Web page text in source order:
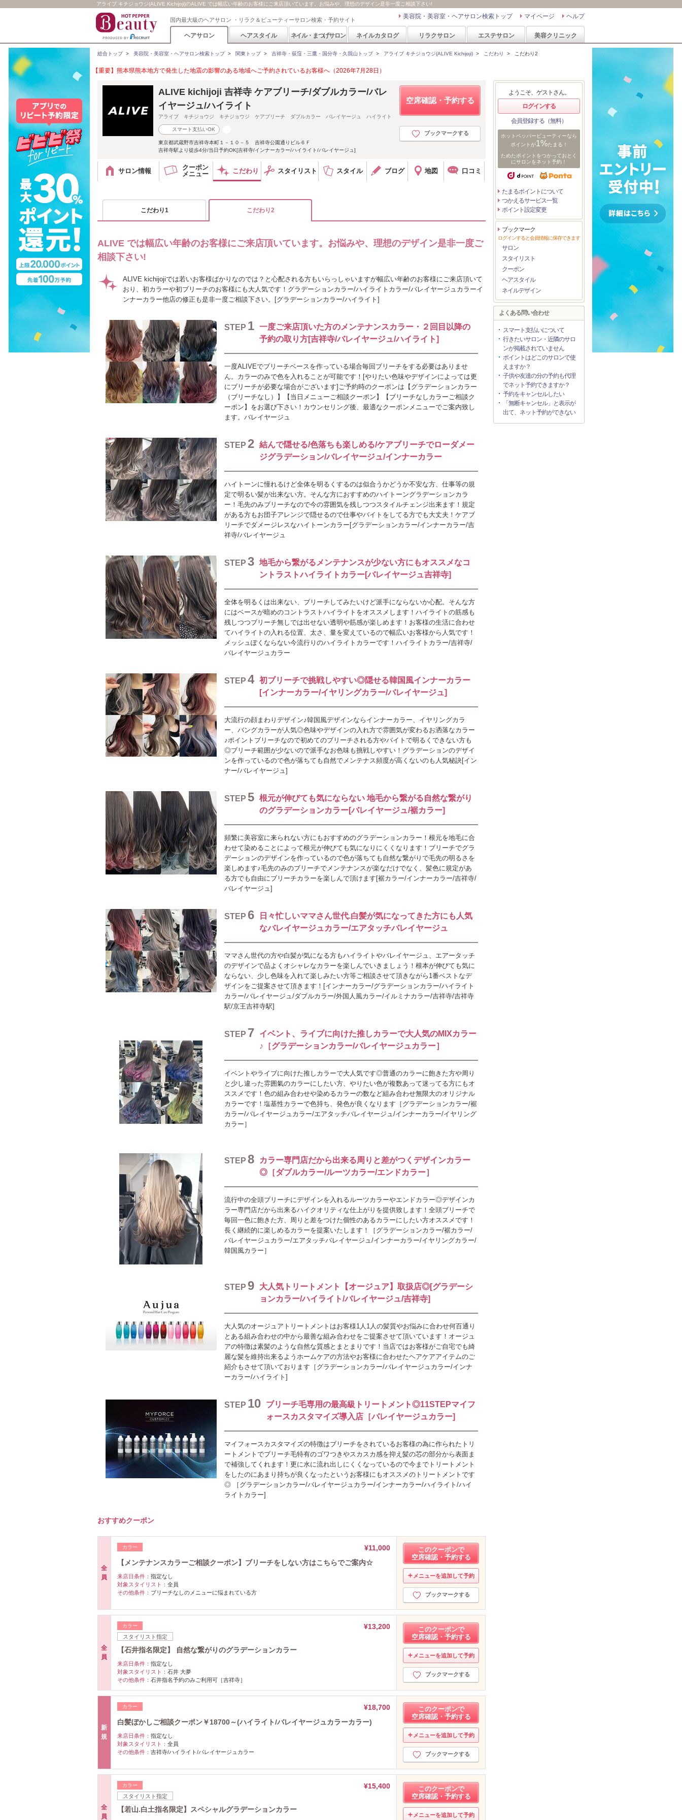
アライブ キチジョウジ(ALIVE Kichijoji)のALIVE では幅広い年齢のお客様にご来店頂いています。お悩みや、理想のデザイン是非一度ご相談下さい!
国内最大級のヘアサロン ・リラク＆ビューティーサロン検索・予約サイト ヘルプ
マイページ
美容院・美容室・ヘアサロン検索トップ
ヘアサロン ヘアスタイル ネイル・まつげサロン ネイルカタログ リラクサロン エステサロン 美容クリニック
総合トップ> 美容院・美容室・ヘアサロン検索トップ> 関東トップ> 吉祥寺・荻窪・三鷹・国分寺・久我山トップ> アライブ キチジョウジ(ALIVE Kichijoji) > こだわり > こだわり2
【重要】熊本県熊本地方で発生した地震の影響のある地域へご予約されているお客様へ（2026年7月28日）
空席確認・予約する
ブックマークする
ALIVE kichijoji 吉祥寺 ケアブリーチ/ダブルカラー/バレ
イヤージュ/ハイライト
アライブ キチジョウジ キチジョウジ ケアブリーチ ダブルカラー バレイヤージュ ハイライト
スマート支払いOK
東京都武蔵野市吉祥寺本町１－１０－５ 吉祥寺公園通りビル６Ｆ
吉祥寺駅より徒歩4分/当日予約OK[吉祥寺/インナーカラー/ハイライト/バレイヤージュ]
サロン情報
クーポン
メニュー
こだわり スタイリスト スタイル ブログ 地図 口コミ
こだわり1 こだわり2
ALIVE では幅広い年齢のお客様にご来店頂いています。お悩みや、理想のデザイン是非一度ご
相談下さい!
ALIVE kichijojiでは若いお客様ばかりなのでは？と心配される方もいらっしゃいますが幅広い年齢のお客様にご来店頂いて
おり、初カラーや初ブリーチのお客様にも大人気です！グラデーションカラー/ハイライトカラー/バレイヤージュカラーイ
ンナーカラー他店の修正も是非一度ご相談下さい。[グラデーションカラー/ハイライト]
STEP 1 一度ご来店頂いた方のメンテナンスカラー・２回目以降の
予約の取り方[吉祥寺/バレイヤージュ/ハイライト]
一度ALIVEでブリーチベースを作っている場合毎回ブリーチをする必要はありませ
ん。カラーのみで色を入れることが可能です！[やりたい色味やデザインによっては更
にブリーチが必要な場合がございます]ご予約時のクーポンは【グラデーションカラー
（ブリーチなし）】【当日メニューご相談クーポン】【ブリーチなしカラーご相談ク
ーポン】をお選び下さい！カウンセリング後、最適なクーポンメニューでご案内致し
ます。バレイヤージュ
STEP 2 結んで隠せる/色落ちも楽しめる/ケアブリーチでローダメー
ジグラデーション/バレイヤージュ/インナーカラー
ハイトーンに憧れるけど全体を明るくするのは似合うかどうか不安な方、仕事等の規
定で明るい髪が出来ない方。そんな方におすすめのハイトーングラデーションカラ
ー！毛先のみブリーチなので今の雰囲気を残しつつスタイルチェンジ出来ます！規定
がある方もお団子アレンジで隠せるので仕事やバイトをしてる方でも大丈夫！ケアブ
リーチでダメージレスなハイトーンカラー[グラデーションカラー/インナーカラー/吉
祥寺/バレイヤージュ
STEP 3 地毛から繋がるメンテナンスが少ない方にもオススメなコ
ントラストハイライトカラー[バレイヤージュ吉祥寺]
全体を明るくは出来ない、ブリーチしてみたいけど派手にならないか心配。そんな方
にはベースが暗めのコントラストハイライトをオススメします！ハイライトの筋感も
残しつつブリーチ無しでは出せない透明や筋感が楽しめます！お客様の生活に合わせ
てハイライトの入れる位置、太さ、量を変えているので幅広いお客様から人気です！
メッシュぽくならない今流行りのハイライトカラーです！ハイライトカラー/吉祥寺/
バレイヤージュカラー
STEP 4 初ブリーチで挑戦しやすい◎隠せる韓国風インナーカラー
[インナーカラー/イヤリングカラー/バレイヤージュ]
大流行の顔まわりデザイン♪韓国風デザインならインナーカラー、イヤリングカラ
ー、バングカラーが人気◎色味やデザインの入れ方で雰囲気が変わるお洒落なカラー
♪ポイントブリーチなので初めてのブリーチされる方やバイトで明るくできない方も
◎ブリーチ範囲が少ないので派手なお色味も挑戦しやすい！グラデーションのデザイ
ンを作っているので色が落ちても自然でメンテナス頻度が高くないのも人気秘訣[イン
ナー/バレイヤージュ]
STEP 5 根元が伸びても気にならない 地毛から繋がる自然な繋がり
のグラデーションカラー[バレイヤージュ/裾カラー]
頻繁に美容室に来られない方にもおすすめのグラデーションカラー！根元を地毛に合
わせて染めることによって根元が伸びても気になりにくくなります！ブリーチでグラ
デーションのデザインを作っているので色が落ちても自然な繋がりで毛先の明るさを
楽しめます♪毛先のみのブリーチでメンテナンスが楽なだけでなく、髪色に規定があ
る方でも自由にブリーチカラーを楽しんで頂けます[裾カラー/インナーカラー/吉祥寺/
バレイヤージュ]
STEP 6
日々忙しいママさん世代.白髪が気になってきた方にも人気
なバレイヤージュカラー/エアタッチバレイヤージュ
ママさん世代の方や白髪が気になる方もハイライトやバレイヤージュ、エアータッチ
のデザインで品よくオシャレなカラーを楽しんでいきましょう！根本が伸びても気に
ならない、少し色味を入れて楽しみたい方等ご相談させて頂きながら1番ベストなデ
ザインをご提案させて頂きます！[インナーカラー/グラデーションカラー/ハイライト
カラー/バレイヤージュ/ダブルカラー/外国人風カラー/イルミナカラー/吉祥寺/吉祥寺
駅/京王吉祥寺駅]
STEP 7
イベント、ライブに向けた推しカラーで大人気のMIXカラー
♪［グラデーションカラー/バレイヤージュカラー］
イベントやライブに向けた推しカラーで大人気です◎普通のカラーに飽きた方や周り
と少し違った雰囲氣のカラーにしたい方、やりたい色が複数あって迷ってる方にもオ
ススメです！色の組み合わせや染めるカラーの数など組み合わせ無限大のオリジナル
カラーです！塩基性カラーで色持ち、発色が良くなります［グラデーションカラー/裾
カラー/バレイヤージュカラー/エアタッチバレイヤージュ/インナーカラー/イヤリング
カラー］
STEP 8
カラー専門店だから出来る周りと差がつくデザインカラー
◎［ダブルカラー/ルーツカラー/エンドカラー］
流行中の全頭ブリーチにデザインを入れるルーツカラーやエンドカラー◎デザインカ
ラー専門店だから出来るハイクオリティな仕上がりを提供致します！全頭ブリーチで
毎回一色に飽きた方、周りと差をつけた個性のあるカラーにしたい方オススメです！
長く継続的に楽しめるカラーを提案いたします！［グラデーションカラー/裾カラー/
バレイヤージュカラー/エアタッチバレイヤージュ/インナーカラー/イヤリングカラー/
韓国風カラー］
STEP 9
大人気トリートメント【オージュア】取扱店◎[グラデーシ
ョンカラー/ハイライト/バレイヤージュ/吉祥寺]
大人気のオージュアトリートメントはお客様1人1人の髪質やお悩みに合わせ何百通り
とある組み合わせの中から最善な組み合わせをご提案させて頂いています！オージュ
アの特徴は素髪のような自然な質感とまとまりです！当店ではお客様がご自宅でも綺
麗な髪を維持出来るようホームケアの方法やお客様に合わせたヘアケアアイテムのご
紹介もさせて頂いております［グラデーションカラー/バレイヤージュカラー/インナ
ーカラー/ハイライト]
STEP 10
ブリーチ毛専用の最高級トリートメント◎11STEPマイフ
ォースカスタマイズ導入店［バレイヤージュカラー]
マイフォースカスタマイズの特徴はブリーチをされているお客様の為に作られたトリ
ートメントでブリーチ毛特有のゴワつきやスカスカ感を抑え髪の芯の部分から表面ま
で補強してくれます！更に水に流れ出しにくくなっているので今までトリートメント
をしたのにあまり持ちが良くなったというお客様にもオススメのトリートメントです
◎ ［グラデーションカラー/バレイヤージュカラー/インナーカラー/ハイライト/ハイ
ライトカラー]
おすすめクーポン
全
員
カラー
¥11,000
【メンテナンスカラーご相談クーポン】ブリーチをしない方はこちらでご案内☆
来店日条件： 指定なし
対象スタイリスト： 全員
その他条件： ブリーチなしのメニューに悩まれている方
このクーポンで
空席確認・予約する
メニューを追加して予約
ブックマークする
全
員
カラー
スタイリスト指定
¥13,200
【石井指名限定】 自然な繋がりのグラデーションカラー
来店日条件： 指定なし
対象スタイリスト： 石井 大夢
その他条件： 石井指名予約のみご利用可［吉祥寺］
このクーポンで
空席確認・予約する
メニューを追加して予約
ブックマークする
新
規
カラー
¥18,700
白髪ぼかしご相談クーポン￥18700～(ハイライト/バレイヤージュカラーカラー)
来店日条件： 指定なし
対象スタイリスト： 全員
その他条件： 吉祥寺/ハイライト/バレイヤージュカラー
このクーポンで
空席確認・予約する
メニューを追加して予約
ブックマークする
全
員
カラー
スタイリスト指定
¥15,400
【若山.白土指名限定】スペシャルグラデーションカラー
このクーポンで
空席確認・予約する
メニューを追加して予約
ようこそ、ゲストさん。
ログインする
会員登録する（無料）
ホットペッパービューティーなら
ポイントが1%たまる！
ためたポイントをつかっておとく
にサロンをネット予約！
たまるポイントについて
つかえるサービス一覧
ポイント設定変更
ブックマーク
ログインすると会員情報に保存できます
サロン
スタイリスト
クーポン
ヘアスタイル
ネイルデザイン
よくある問い合わせ
スマート支払いについて
行きたいサロン・近隣のサロ
ンが掲載されていません
ポイントはどこのサロンで使
えますか？
子供や友達の分の予約も代理
でネット予約できますか？
予約をキャンセルしたい
「無断キャンセル」と表示が
出て、ネット予約ができない